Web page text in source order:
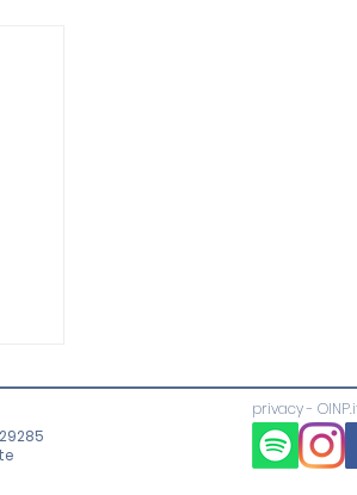
privacy-